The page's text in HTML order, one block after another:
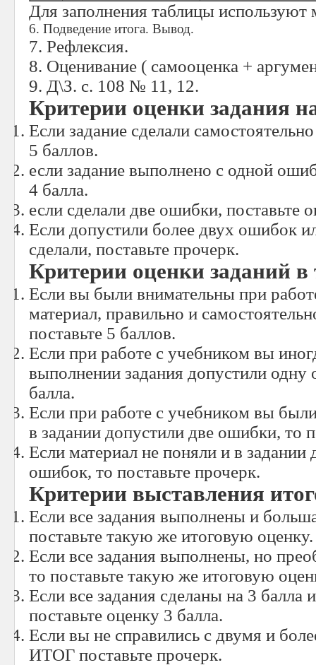
Для заполнения таблицы используют
6. Подведение итога. Вывод.
7. Рефлексия.
8. Оценивание ( самооценка +
9. Д\З. с. 108 № 11, 12.
Критерии оценки задания
Если задание сделали
5 баллов.
если задание выполнено с одной
4 балла.
если сделали две ошибки, поставьте
Если допустили более двух ошибок
сделали, поставьте прочерк.
Критерии оценки заданий в
Если вы были внимательны при
материал, правильно и
поставьте 5 баллов.
Если при работе с учебником вы
выполнении задания допустили одну
балла.
Если при работе с учебником вы
в задании допустили две ошибки, то
Если материал не поняли и в задании
ошибок, то поставьте прочерк.
Критерии выставления
Если все задания выполнены и
поставьте такую же итоговую оценку.
Если все задания выполнены, но
то поставьте такую же итоговую
Если все задания сделаны на 3 балла
поставьте оценку 3 балла.
Если вы не справились с двумя и
ИТОГ поставьте прочерк.